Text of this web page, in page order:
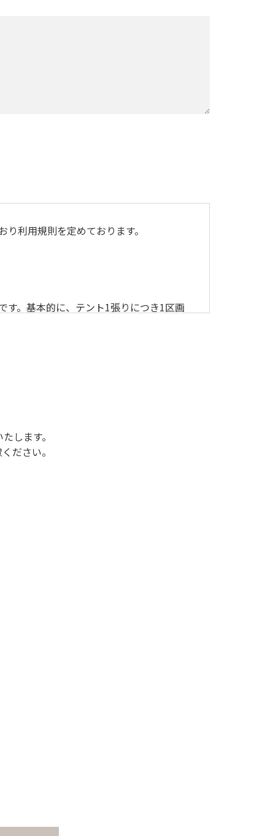
利用規則を定めております。
す。基本的に、テント1張りにつき1区画
い方や使用人数が増えた場合は、必ず
。日帰り使用の方及び午前７時30分前
やすく、過去にも増水により人が流
意し、濁り始めたときには直ちに川原
します。
ださい。